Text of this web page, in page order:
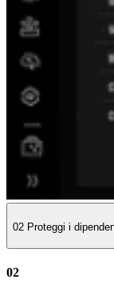
02 Proteggi i
02